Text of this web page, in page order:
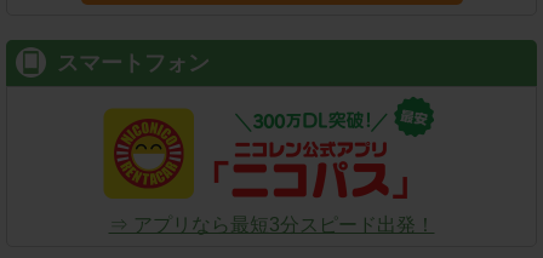
スマートフォン
⇒ アプリなら最短3分スピード出発！